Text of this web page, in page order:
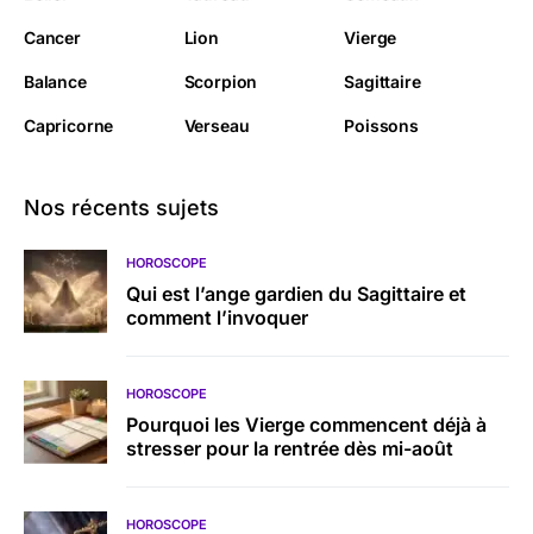
Cancer Lion Vierge
Balance Scorpion Sagittaire
Capricorne Verseau Poissons
Nos récents sujets
HOROSCOPE
Qui est l’ange gardien du Sagittaire et
comment l’invoquer
HOROSCOPE
Pourquoi les Vierge commencent déjà à
stresser pour la rentrée dès mi-août
HOROSCOPE